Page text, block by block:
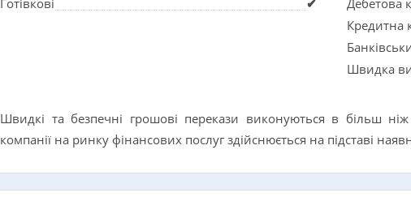
Готівкові ✔ Дебетова
Кредитна
Швидка
Швидкі та безпечні грошові перекази виконуються в більш
компанії на ринку фінансових послуг здійснюється на підставі